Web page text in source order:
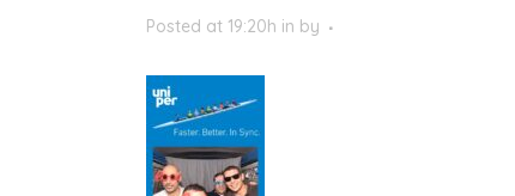
Posted at 19:20h in by